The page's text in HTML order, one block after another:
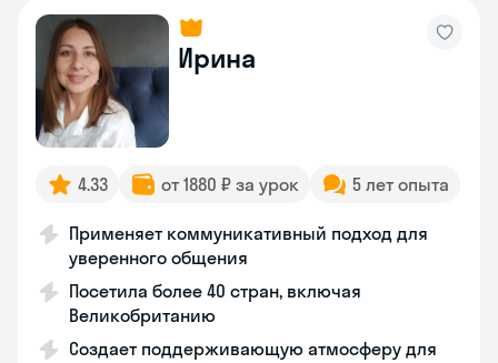
Ирина
4.33 от 1880 ₽ за урок 5 лет опыта
Применяет коммуникативный подход для
уверенного общения
Посетила более 40 стран, включая
Великобританию
Создает поддерживающую атмосферу для